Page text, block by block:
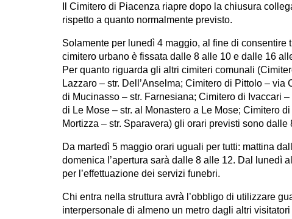
Il Cimitero di Piacenza riapre dopo la chiusura
rispetto a quanto normalmente previsto.
Solamente per lunedì 4 maggio, al fine di consentire
cimitero urbano è fissata dalle 8 alle 10 e dalle 16
Per quanto riguarda gli altri cimiteri comunali
Lazzaro – str. Dell’Anselma; Cimitero di Pittolo –
di Mucinasso – str. Farnesiana; Cimitero di Ivaccari
di Le Mose – str. al Monastero a Le Mose; Cimitero
Mortizza – str. Sparavera) gli orari previsti sono
Da martedì 5 maggio orari uguali per tutti: mattina
domenica l’apertura sarà dalle 8 alle 12. Dal lunedì
per l’effettuazione dei servizi funebri.
Chi entra nella struttura avrà l’obbligo di utilizzare
interpersonale di almeno un metro dagli altri